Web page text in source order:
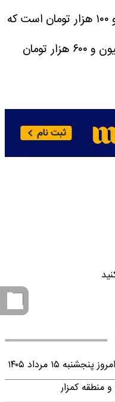
مجردها نیز حدود هشت میلیون و ۱۰۰ هزار تومان است که
علاوه بر اقساط وام اجاره تا ۱۲ میلیون و ۶۰۰ هزار تومان
۱۵ مرداد ۱۴۰۵
منطقه کمزار